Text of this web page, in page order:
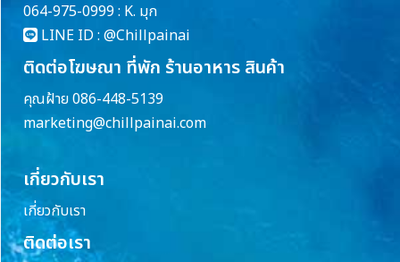
064-975-0999 : K. มุก
LINE ID : @Chillpainai
ติดต่อโฆษณา ที่พัก ร้านอาหาร สินค้า
คุณฝ้าย 086-448-5139
marketing@chillpainai.com
เกี่ยวกับเรา
เกี่ยวกับเรา
ติดต่อเรา